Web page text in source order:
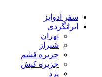
سفر ادوایز
ایرانگردی
تهران
شیراز
جزیره قشم
جزیره کیش
یزد